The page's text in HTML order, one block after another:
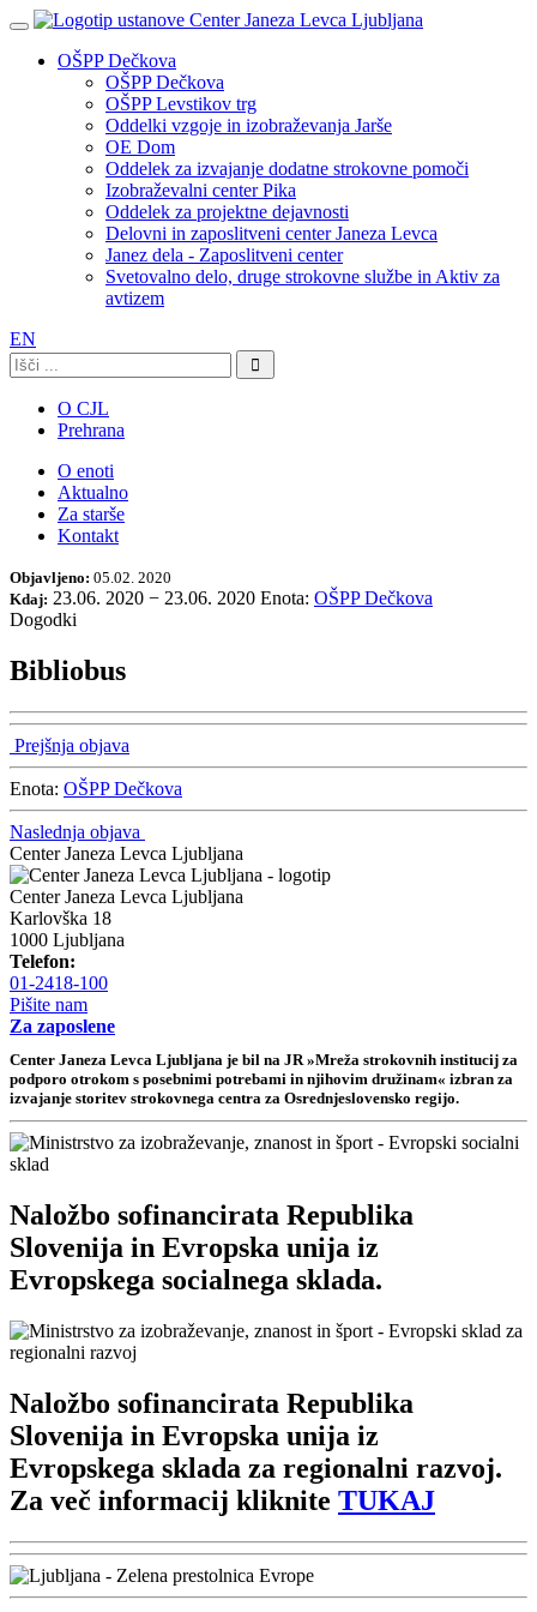
OŠPP Dečkova
OŠPP Dečkova
OŠPP Levstikov trg
Oddelki vzgoje in izobraževanja Jarše
OE Dom
Oddelek za izvajanje dodatne strokovne pomoči
Izobraževalni center Pika
Oddelek za projektne dejavnosti
Delovni in zaposlitveni center Janeza Levca
Janez dela - Zaposlitveni center
Svetovalno delo, druge strokovne službe in Aktiv za
avtizem
EN
Išči:
O CJL
Prehrana
O enoti
Aktualno
Za starše
Kontakt
Objavljeno: 05.02. 2020
Kdaj: 23.06. 2020 − 23.06. 2020 Enota: OŠPP Dečkova
Dogodki
Bibliobus
Prejšnja objava
Enota: OŠPP Dečkova
Naslednja objava
Center Janeza Levca Ljubljana
Center Janeza Levca Ljubljana
Karlovška 18
1000 Ljubljana
Telefon:
01-2418-100
Pišite nam
Za zaposlene
Center Janeza Levca Ljubljana je bil na JR »Mreža strokovnih institucij za
podporo otrokom s posebnimi potrebami in njihovim družinam« izbran za
izvajanje storitev strokovnega centra za Osrednjeslovensko regijo.
Naložbo sofinancirata Republika
Slovenija in Evropska unija iz
Evropskega socialnega sklada.
Naložbo sofinancirata Republika
Slovenija in Evropska unija iz
Evropskega sklada za regionalni razvoj.
Za več informacij kliknite TUKAJ